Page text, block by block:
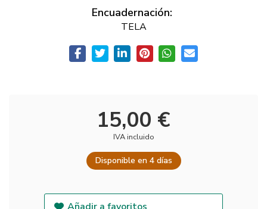
Encuadernación:
TELA
15,00 €
IVA incluido
Disponible en 4 días
Añadir a favoritos